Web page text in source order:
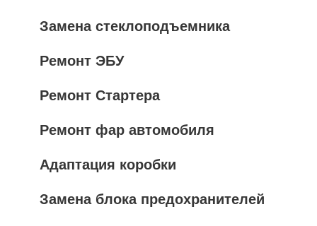
Замена стеклоподъемника
Ремонт ЭБУ
Ремонт Стартера
Ремонт фар автомобиля
Адаптация коробки
Замена блока предохранителей